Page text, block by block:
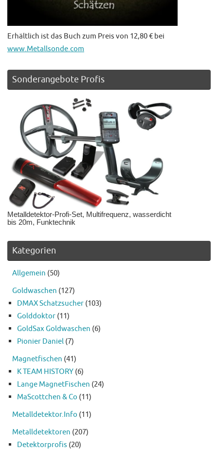
Erhältlich ist das Buch zum Preis von 12,80 € bei
www.Metallsonde.com
Sonderangebote Profis
Metalldetektor-Profi-Set, Multifrequenz, wasserdicht
bis 20m, Funktechnik
Kategorien
Allgemein (50)
Goldwaschen (127)
DMAX Schatzsucher (103)
Golddoktor (11)
GoldSax Goldwaschen (6)
Pionier Daniel (7)
Magnetfischen (41)
K TEAM HISTORY (6)
Lange MagnetFischen (24)
MaScottchen & Co (11)
Metalldetektor.Info (11)
Metalldetektoren (207)
Detektorprofis (20)